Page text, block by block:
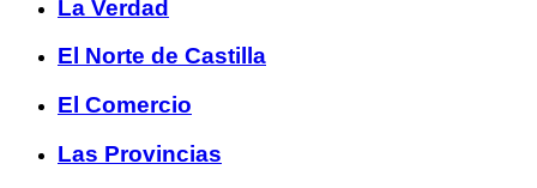
La Verdad
El Norte de Castilla
El Comercio
Las Provincias